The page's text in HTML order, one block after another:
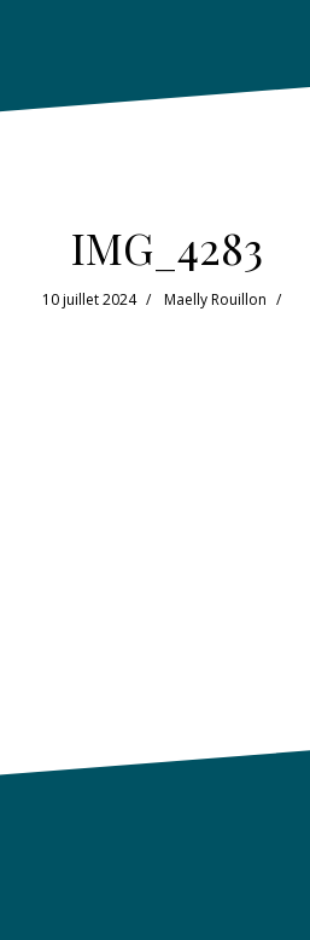
IMG_4283
10 juillet 2024 Maelly Rouillon